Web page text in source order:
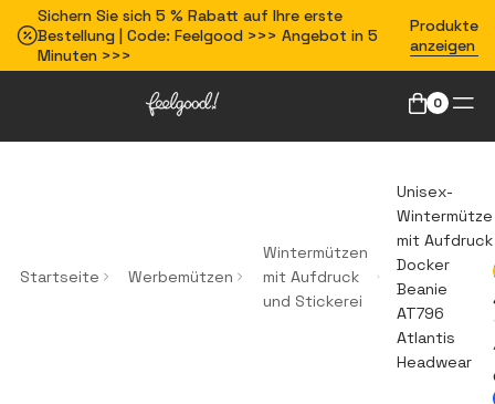
Sichern Sie sich 5 % Rabatt auf Ihre erste
Bestellung | Code: Feelgood >>> Angebot in 5
Minuten >>>
Produkte
anzeigen
0
Startseite Werbemützen
Wintermützen
mit Aufdruck
und Stickerei
Unisex-
Wintermütze
mit Aufdruck
Docker
Beanie
AT796
Atlantis
Headwear